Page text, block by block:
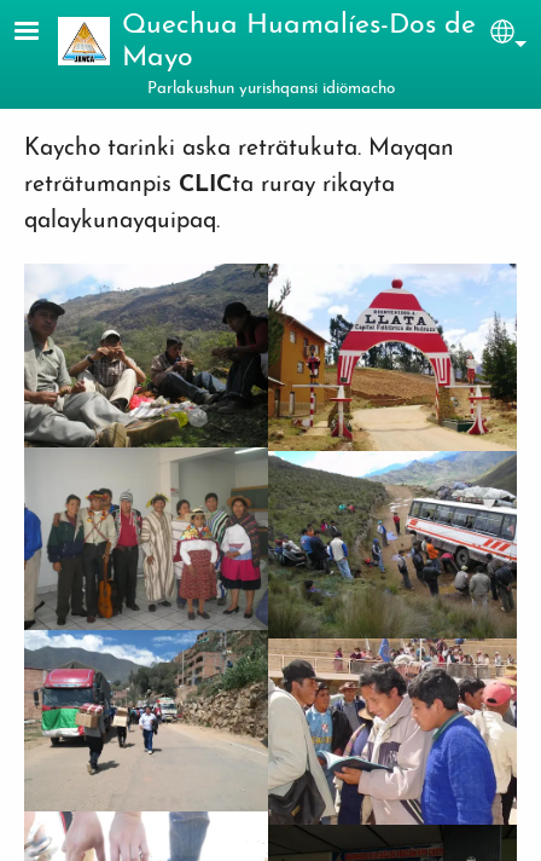
Skip to main contentQuechua Huamalíes-Dos de
Mayo
Parlakushun yurishqansi idiömacho
Kaycho tarinki aska reträtukuta. Mayqan
reträtumanpis CLICta ruray rikayta
qalaykunayquipaq.